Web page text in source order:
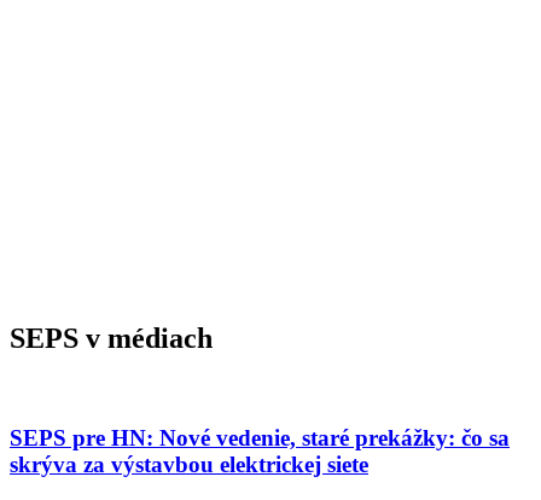
SEPS v médiach
SEPS pre HN: Nové vedenie, staré prekážky: čo sa
skrýva za výstavbou elektrickej siete